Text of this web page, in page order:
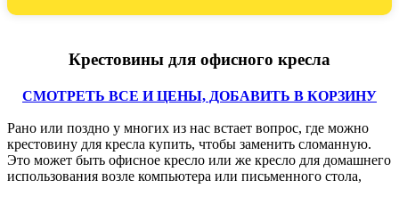
ТОВАРЫ И УСЛУГИ В
Крестовины для офисного кресла
СМОТРЕТЬ ВСЕ И ЦЕНЫ, ДОБАВИТЬ В КОРЗИНУ
Рано или поздно у многих из нас встает вопрос, где можно
крестовину для кресла купить, чтобы заменить сломанную.
Это может быть офисное кресло или же кресло для домашнего
использования возле компьютера или письменного стола,